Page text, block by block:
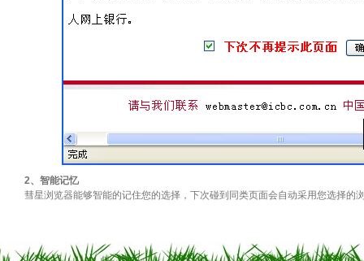
2、智能记忆
彗星浏览器能够智能的记住您的选择，下次碰到同类页面会自动采用您选择的